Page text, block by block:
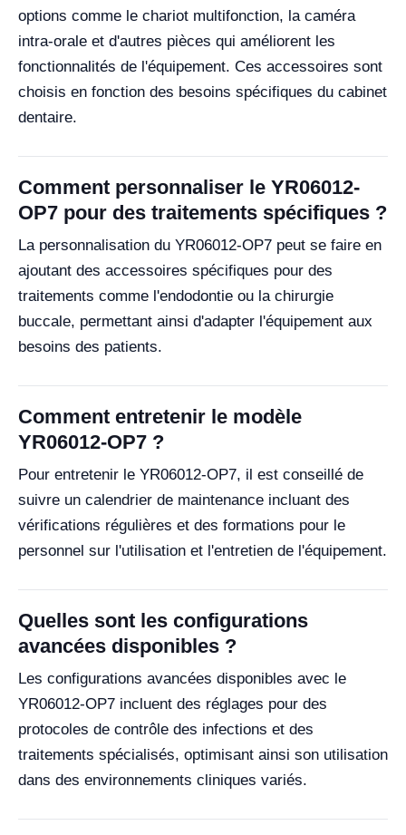
options comme le chariot multifonction, la caméra
intra-orale et d'autres pièces qui améliorent les
fonctionnalités de l'équipement. Ces accessoires sont
choisis en fonction des besoins spécifiques du cabinet
dentaire.
Comment personnaliser le YR06012-
OP7 pour des traitements spécifiques ?
La personnalisation du YR06012-OP7 peut se faire en
ajoutant des accessoires spécifiques pour des
traitements comme l'endodontie ou la chirurgie
buccale, permettant ainsi d'adapter l'équipement aux
besoins des patients.
Comment entretenir le modèle
YR06012-OP7 ?
Pour entretenir le YR06012-OP7, il est conseillé de
suivre un calendrier de maintenance incluant des
vérifications régulières et des formations pour le
personnel sur l'utilisation et l'entretien de l'équipement.
Quelles sont les configurations
avancées disponibles ?
Les configurations avancées disponibles avec le
YR06012-OP7 incluent des réglages pour des
protocoles de contrôle des infections et des
traitements spécialisés, optimisant ainsi son utilisation
dans des environnements cliniques variés.